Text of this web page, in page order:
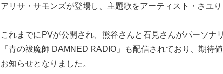
アリサ・サモンズが登場し、主題歌をアーティスト・さユり
これまでにPVが公開され、熊谷さんと石見さんがパーソナ
「青の祓魔師 DAMNED RADIO」も配信されており、期待
お知らせとなりました。